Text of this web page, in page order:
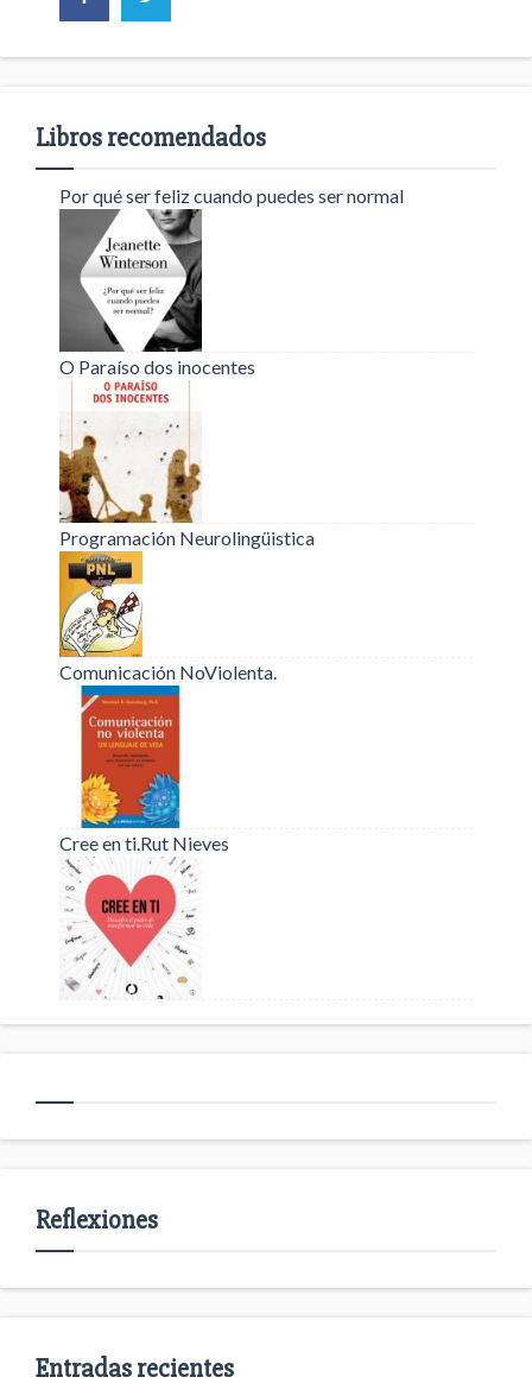
Libros recomendados
Por qué ser feliz cuando puedes ser normal
O Paraíso dos inocentes
Programación Neurolingüistica
Comunicación NoViolenta.
Cree en ti.Rut Nieves
Reflexiones
Entradas recientes